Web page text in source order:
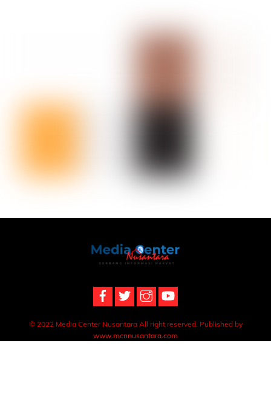
Back
To
© 2022 Media Center Nusantara All right reserved. Published by
www.mcnnusantara.com